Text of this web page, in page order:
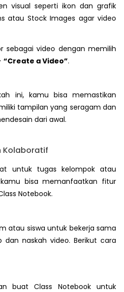
visual seperti ikon dan grafik
atau Stock Images agar video
sebagai video dengan memilih
“Create a Video”.
ini, kamu bisa memastikan
tampilan yang seragam dan
dari awal.
Kolaboratif
untuk tugas kelompok atau
bisa memanfaatkan fitur
Notebook.
atau siswa untuk bekerja sama
dan naskah video. Berikut cara
buat Class Notebook untuk